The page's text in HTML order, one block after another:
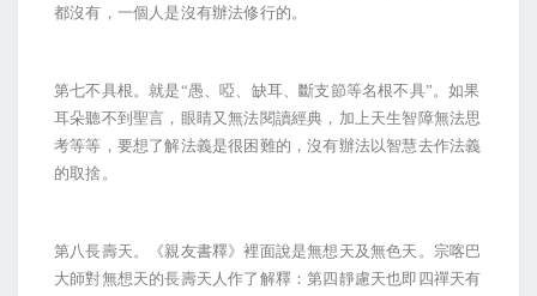
都沒有，一個人是沒有辦法修行的。
第七不具根。就是“愚、啞、缺耳、斷支節等名根不具”。如果
耳朵聽不到聖言，眼睛又無法閱讀經典，加上天生智障無法思
考等等，要想了解法義是很困難的，沒有辦法以智慧去作法義
的取捨。
第八長壽天。《親友書釋》裡面說是無想天及無色天。宗喀巴
大師對無想天的長壽天人作了解釋：第四靜慮天也即四禪天有